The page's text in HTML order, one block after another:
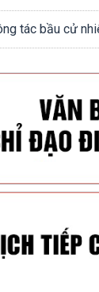
tác bầu cử